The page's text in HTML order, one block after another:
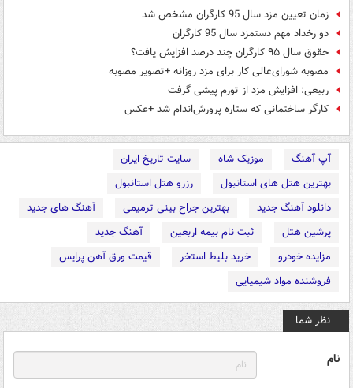
زمان تعیین مزد سال 95 کارگران مشخص شد
دو رخداد مهم دستمزد سال 95 کارگران
حقوق سال ۹۵ کارگران چند درصد افزایش یافت؟
مصوبه شورای‌عالی کار برای مزد روزانه +تصویر مصوبه
ربیعی: افزایش مزد از تورم پیشی گرفت
کارگر ساختمانی که ستاره پرورش‌اندام شد +عکس
آپ آهنگ موزیک شاه
سایت تاریخ ایران
بهترین هتل های استانبول
رزرو هتل استانبول
دانلود آهنگ جدید
بهترین جراح بینی ترمیمی
آهنگ های جدید
پرشین هتل
ثبت نام بیمه اربعین
آهنگ جدید
مزایده خودرو
خرید بلیط استخر
قیمت ورق آهن پرایس
فروشنده مواد شیمیایی
نظر شما
نام